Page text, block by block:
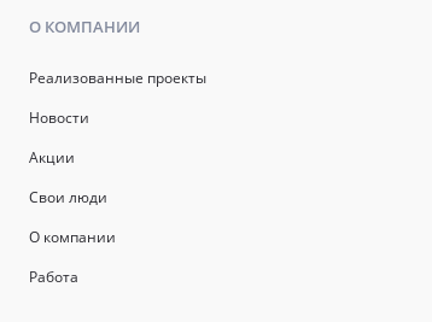
О КОМПАНИИ
Реализованные проекты
Новости
Акции
Свои люди
О компании
Работа